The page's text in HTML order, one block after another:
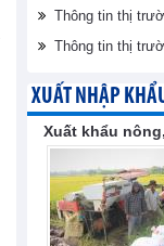
Thông tin thị
Thông tin thị
XUẤT NHẬP
Xuất khẩu